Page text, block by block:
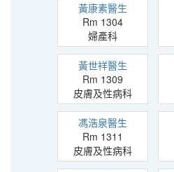
黃康素醫生
Rm 1304
婦產科
黃世祥醫生
Rm 1309
皮膚及性病科
馮浩泉醫生
Rm 1311
皮膚及性病科